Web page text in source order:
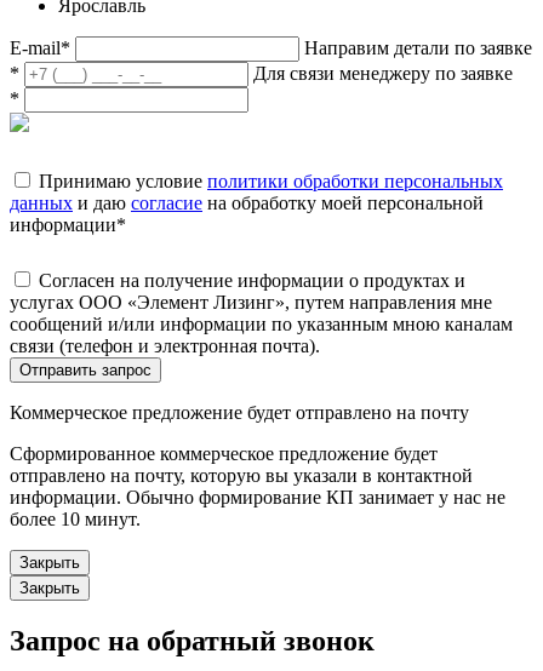
Ярославль
E-mail*
Направим детали по заявке
*
Для связи менеджеру по заявке
*
Принимаю условие политики обработки персональных
данных и даю согласие на обработку моей персональной
информации*
Согласен на получение информации о продуктах и
услугах ООО «Элемент Лизинг», путем направления мне
сообщений и/или информации по указанным мною каналам
связи (телефон и электронная почта).
Отправить запрос
Коммерческое предложение будет отправлено на почту
Сформированное коммерческое предложение будет
отправлено на почту, которую вы указали в контактной
информации. Обычно формирование КП занимает у нас не
более 10 минут.
Закрыть
Закрыть
Запрос на обратный звонок